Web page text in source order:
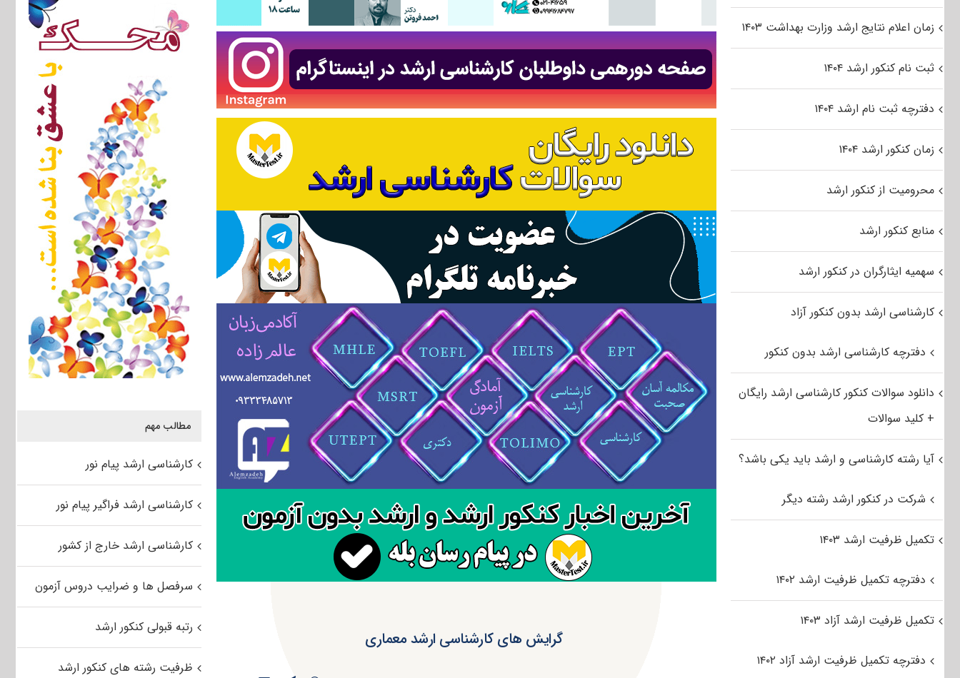
گرایش های کارشناسی ارشد معماری
مطالب مهم
کارشناسی ارشد پیام نور
کارشناسی ارشد فراگیر پیام نور
کارشناسی ارشد خارج از کشور
سرفصل ها و ضرایب دروس آزمون
رتبه قبولی کنکور ارشد
ظرفیت رشته های کنکور ارشد
زمان اعلام نتایج ارشد وزارت بهداشت ۱۴۰۳
ثبت نام کنکور ارشد ۱۴۰۴
دفترچه ثبت نام ارشد ۱۴۰۴
زمان کنکور ارشد ۱۴۰۴
محرومیت از کنکور ارشد
منابع کنکور ارشد
سهمیه ایثارگران در کنکور ارشد
کارشناسی ارشد بدون کنکور آزاد
دفترچه کارشناسی ارشد بدون کنکور
دانلود سوالات کنکور کارشناسی ارشد رایگان
+ کلید سوالات
آیا رشته کارشناسی و ارشد باید یکی باشد؟
شرکت در کنکور ارشد رشته دیگر
تکمیل ظرفیت ارشد ۱۴۰۳
دفترچه تکمیل ظرفیت ارشد ۱۴۰۲
تکمیل ظرفیت ارشد آزاد ۱۴۰۳
دفترچه تکمیل ظرفیت ارشد آزاد ۱۴۰۲